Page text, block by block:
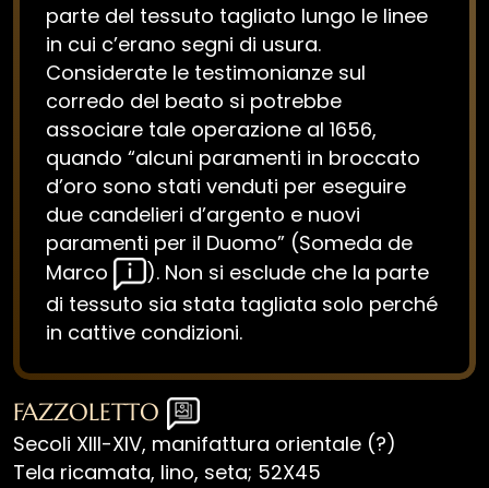
parte del tessuto tagliato lungo le linee
in cui c’erano segni di usura.
Considerate le testimonianze sul
corredo del beato si potrebbe
associare tale operazione al 1656,
quando “alcuni paramenti in broccato
d’oro sono stati venduti per eseguire
due candelieri d’argento e nuovi
paramenti per il Duomo” (Someda de
Marco
). Non si esclude che la parte
di tessuto sia stata tagliata solo perché
in cattive condizioni.
FAZZOLETTO
Secoli XIII-XIV, manifattura orientale (?)
Tela ricamata, lino, seta; 52X45